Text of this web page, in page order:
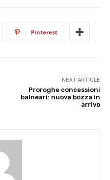
Pinterest
NEXT ARTICLE
Proroghe concessioni
balneari: nuova bozza in
arrivo